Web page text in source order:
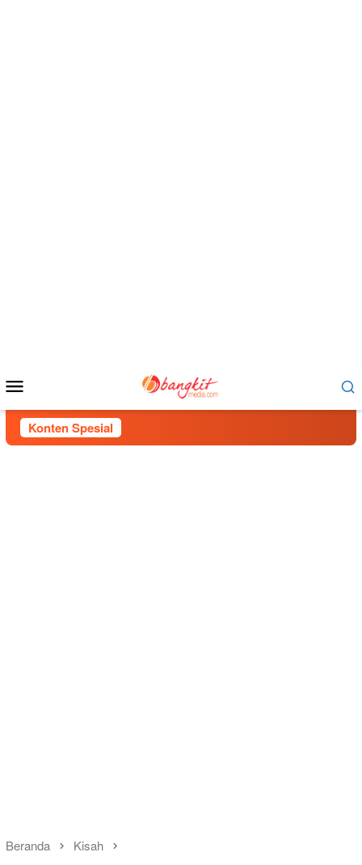
Mobile
Konten Spesial
Beranda Kisah